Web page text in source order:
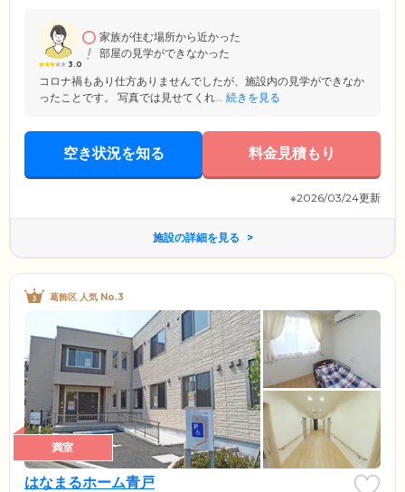
3.0
家族が住む場所から近かった
部屋の見学ができなかった
コロナ禍もあり仕方ありませんでしたが、施設内の見学ができなか
ったことです。 写真では見せてくれ... 続きを見る
空き状況を知る 料金見積もり
※2026/03/24更新
施設の詳細を見る
葛飾区 人気 No.3
満室
はなまるホーム青戸